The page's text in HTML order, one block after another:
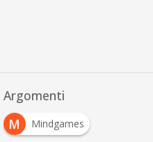
Argomenti
M
Mindgames